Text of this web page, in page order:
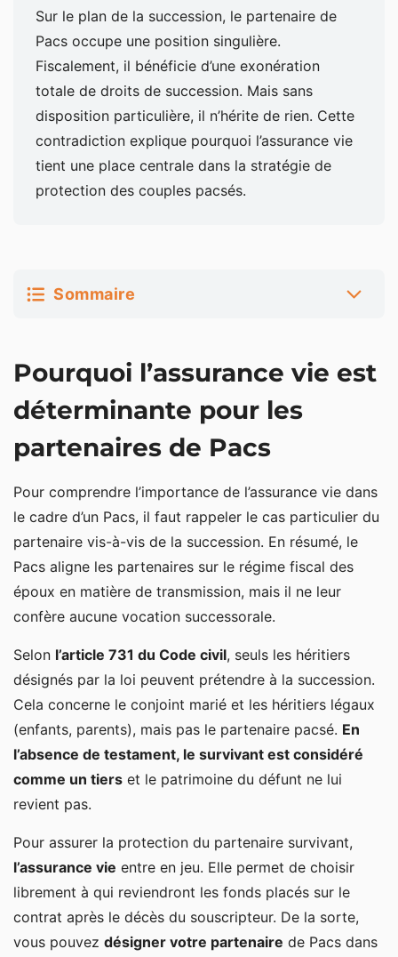
Sur le plan de la succession, le partenaire de
Pacs occupe une position singulière.
Fiscalement, il bénéficie d’une exonération
totale de droits de succession. Mais sans
disposition particulière, il n’hérite de rien. Cette
contradiction explique pourquoi l’assurance vie
tient une place centrale dans la stratégie de
protection des couples pacsés.
Sommaire
partenaires de Pacs
La souscription du contrat d’assurance vie dans le
L’incidence du régime des biens du Pacs
La protection du partenaire survivant à la
Rédiger la clause bénéficiaire au profit du partenaire
L’articulation indispensable avec un testament
Le point de vigilance en présence d’enfants
Pacs et assurance vie en cas de séparation
Pourquoi l’assurance vie est
déterminante pour les
partenaires de Pacs
Pour comprendre l’importance de l’assurance vie dans
le cadre d’un Pacs, il faut rappeler le cas particulier du
partenaire vis-à-vis de la succession. En résumé, le
Pacs aligne les partenaires sur le régime fiscal des
époux en matière de transmission, mais il ne leur
confère aucune vocation successorale.
Selon l’article 731 du Code civil, seuls les héritiers
désignés par la loi peuvent prétendre à la succession.
Cela concerne le conjoint marié et les héritiers légaux
(enfants, parents), mais pas le partenaire pacsé. En
l’absence de testament, le survivant est considéré
comme un tiers et le patrimoine du défunt ne lui
revient pas.
Pour assurer la protection du partenaire survivant,
l’assurance vie entre en jeu. Elle permet de choisir
librement à qui reviendront les fonds placés sur le
contrat après le décès du souscripteur. De la sorte,
vous pouvez désigner votre partenaire de Pacs dans